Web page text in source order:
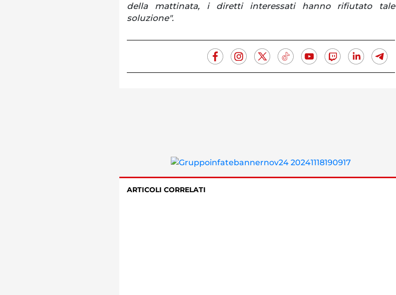
della mattinata, i diretti interessati hanno rifiutato tale
soluzione".
ARTICOLI CORRELATI